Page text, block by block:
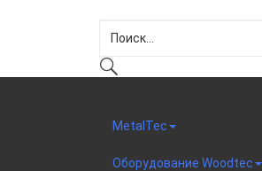
MetalTec
Оборудование Woodtec